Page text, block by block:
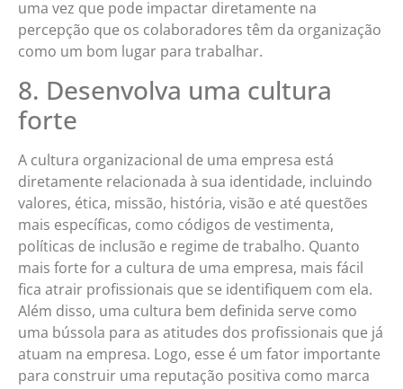
uma vez que pode impactar diretamente na
percepção que os colaboradores têm da organização
como um bom lugar para trabalhar.
8. Desenvolva uma cultura
forte
A cultura organizacional de uma empresa está
diretamente relacionada à sua identidade, incluindo
valores, ética, missão, história, visão e até questões
mais específicas, como códigos de vestimenta,
políticas de inclusão e regime de trabalho. Quanto
mais forte for a cultura de uma empresa, mais fácil
fica atrair profissionais que se identifiquem com ela.
Além disso, uma cultura bem definida serve como
uma bússola para as atitudes dos profissionais que já
atuam na empresa. Logo, esse é um fator importante
para construir uma reputação positiva como marca